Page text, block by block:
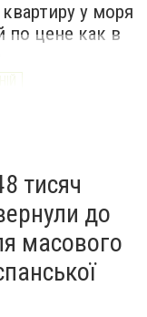
у моря
по цене как в
тисяч
до
масового